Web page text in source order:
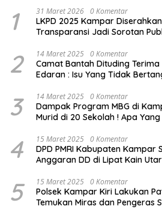
1 31 Maret 2026 0 Komentar
LKPD 2025 Kampar
Transparansi Jadi Sorotan
2 14 Maret 2025 0 Komentar
Camat Bantah Dituding Terima
Edaran : Isu Yang Tidak
3 14 Maret 2025 0 Komentar
Dampak Program MBG di
Murid di 20 Sekolah ! Apa
4 15 Maret 2025 0 Komentar
DPD PMRI Kabupaten Kampar
Anggaran DD di Lipat Kain
5 15 Maret 2025 0 Komentar
Polsek Kampar Kiri Lakukan
Temukan Miras dan Pengeras